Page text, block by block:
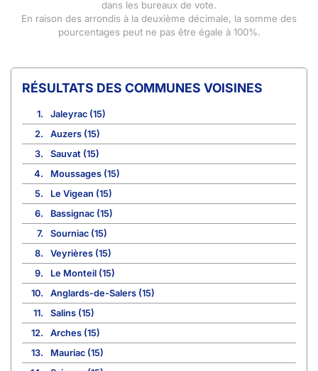
dans les bureaux de vote.
En raison des arrondis à la deuxième décimale, la somme des
pourcentages peut ne pas être égale à 100%.
COMMUNES VOISINES
1.
Jaleyrac (15)
2.
Auzers (15)
3.
Sauvat (15)
4.
Moussages (15)
5.
Le Vigean (15)
6.
Bassignac (15)
7.
Sourniac (15)
8.
Veyrières (15)
9.
Le Monteil (15)
10.
Anglards-de-Salers (15)
11.
Salins (15)
12.
Arches (15)
13.
Mauriac (15)